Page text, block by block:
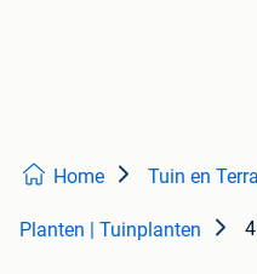
Home Tuin en
Planten | Tuinplanten